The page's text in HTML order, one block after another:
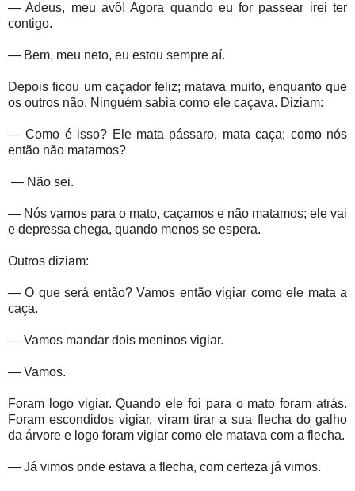
— Adeus, meu avô! Agora quando eu for passear irei ter
contigo.
— Bem, meu neto, eu estou sempre aí.
Depois ficou um caçador feliz; matava muito, enquanto que
os outros não. Ninguém sabia como ele caçava. Diziam:
— Como é isso? Ele mata pássaro, mata caça; como nós
então não matamos?
— Não sei.
— Nós vamos para o mato, caçamos e não matamos; ele vai
e depressa chega, quando menos se espera.
Outros diziam:
— O que será então? Vamos então vigiar como ele mata a
caça.
— Vamos mandar dois meninos vigiar.
— Vamos.
Foram logo vigiar. Quando ele foi para o mato foram atrás.
Foram escondidos vigiar, viram tirar a sua flecha do galho
da árvore e logo foram vigiar como ele matava com a flecha.
— Já vimos onde estava a flecha, com certeza já vimos.